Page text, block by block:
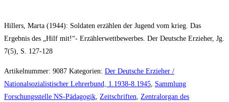
Hillers, Marta (1944): Soldaten erzählen der Jugend vom krieg. Das
Ergebnis des „Hilf mit!“- Erzählerwettbewerbes. Der Deutsche Erzieher, Jg.
7(5), S. 127-128
Artikelnummer: 9087 Kategorien: Der Deutsche Erzieher /
Nationalsozialistischer Lehrerbund, 1.1938-8.1945, Sammlung
Forschungsstelle NS-Pädagogik, Zeitschriften, Zentralorgan des